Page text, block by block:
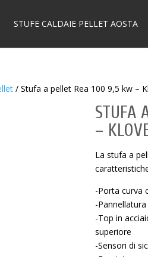
STUFE CALDAIE PELLET AOSTA
/ Stufa a pellet Rea 100 9,5 kw –
STUFA
–
La stufa a
-Porta curva
-
-Top in
superiore
-Sensori di